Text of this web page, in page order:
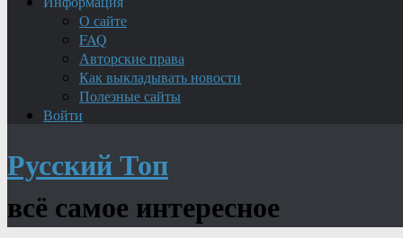
О сайте
FAQ
Авторские права
Как выкладывать новости
Полезные сайты
Войти
Русский Топ
всё самое интересное